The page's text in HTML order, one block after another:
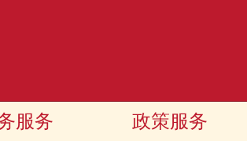
服务 政策服务